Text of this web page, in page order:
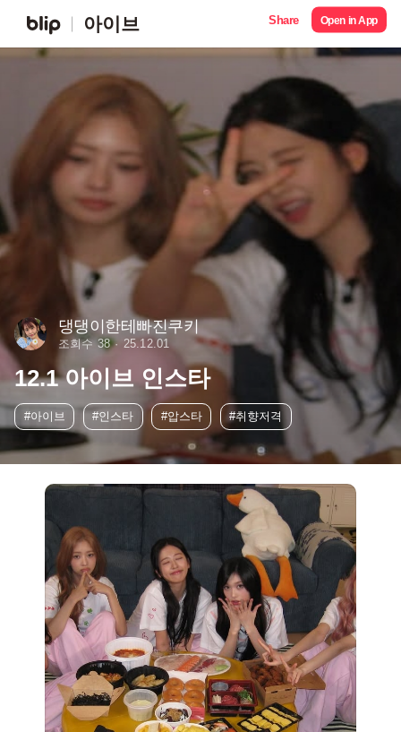
아이브 Share Open in App
댕댕이한테빠진쿠키
조회수 38 25.12.01
12.1 아이브 인스타
#아이브 #인스타 #압스타 #취향저격